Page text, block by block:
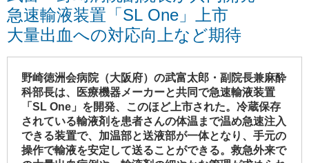
急速輸液装置「SL One」上市
大量出血への対応向上など期待
野崎徳洲会病院（大阪府）の武富太郎・副院長兼麻酔
科部長は、医療機器メーカーと共同で急速輸液装置
「SL One」を開発、このほど上市された。冷蔵保存
されている輸液剤を患者さんの体温まで温め急速注入
できる装置で、加温部と送液部が一体となり、手元の
操作で輸液を安定して送ることができる。救急外来で